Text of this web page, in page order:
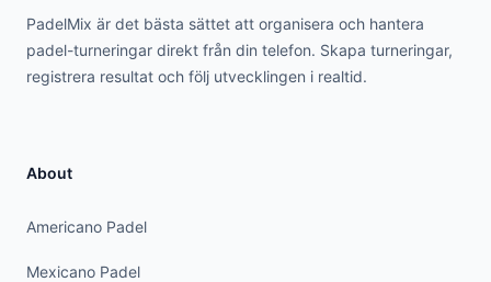
PadelMix är det bästa sättet att organisera och hantera
padel-turneringar direkt från din telefon. Skapa turneringar,
registrera resultat och följ utvecklingen i realtid.
About
Americano Padel
Mexicano Padel